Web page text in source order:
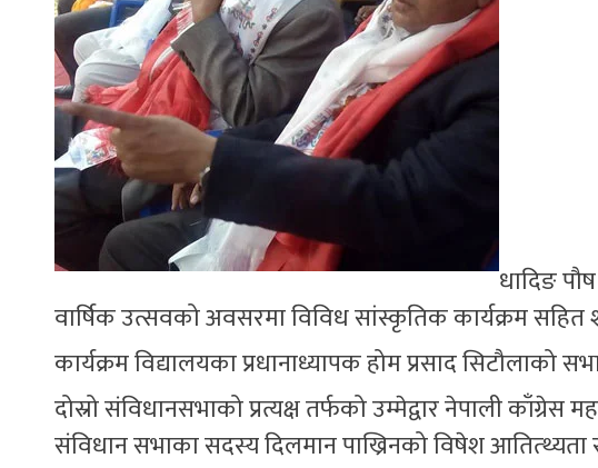
धादिङ
वार्षिक उत्सवको अवसरमा विविध सांस्कृतिक कार्यक्रम सहित
कार्यक्रम विद्यालयका प्रधानाध्यापक होम प्रसाद सिटौलाको
दोस्रो संविधानसभाको प्रत्यक्ष तर्फको उम्मेद्वार नेपाली
संविधान सभाका सदस्य दिलमान पाख्रिनको विषेश आतित्थ्यता